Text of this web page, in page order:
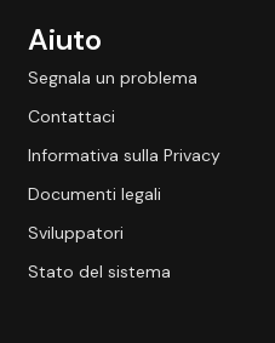
Aiuto
Segnala un problema
Contattaci
Informativa sulla Privacy
Documenti legali
Sviluppatori
Stato del sistema